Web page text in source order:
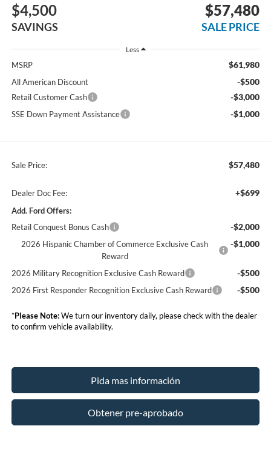
$4,500
SAVINGS
$57,480
SALE PRICE
Less
MSRP $61,980
All American Discount -$500
Retail Customer Cash -$3,000
SSE Down Payment Assistance -$1,000
Sale Price: $57,480
Dealer Doc Fee: +$699
Add. Ford Offers:
Retail Conquest Bonus Cash
-$2,000
2026 Hispanic Chamber of Commerce Exclusive Cash
Reward
-$1,000
2026 Military Recognition Exclusive Cash Reward -$500
2026 First Responder Recognition Exclusive Cash Reward -$500
*Please Note:We turn our inventory daily, please check with the dealer
to confirm vehicle availability.
Pida mas información
Obtener pre-aprobado